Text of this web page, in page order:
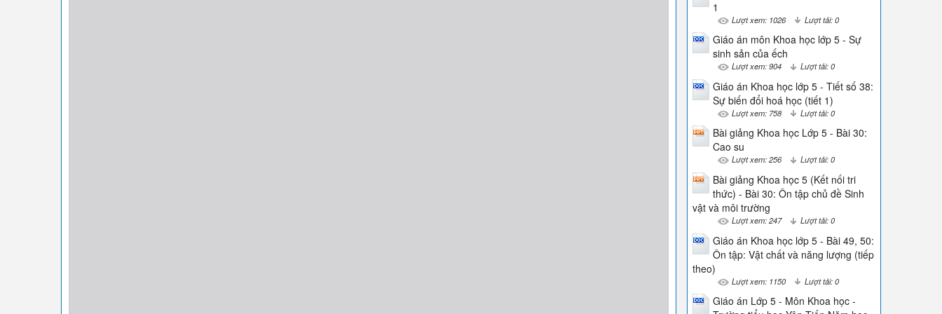
1
Lượt xem: 1026 Lượt tải: 0
Giáo án môn Khoa học lớp 5 - Sự
sinh sản của ếch
Lượt xem: 904 Lượt tải: 0
Giáo án Khoa học lớp 5 - Tiết số 38:
Sự biến đổi hoá học (tiết 1)
Lượt xem: 758 Lượt tải: 0
Bài giảng Khoa học Lớp 5 - Bài 30:
Cao su
Lượt xem: 256 Lượt tải: 0
Bài giảng Khoa học 5 (Kết nối tri
thức) - Bài 30: Ôn tập chủ đề Sinh
vật và môi trường
Lượt xem: 247 Lượt tải: 0
Giáo án Khoa học lớp 5 - Bài 49, 50:
Ôn tập: Vật chất và năng lượng (tiếp
theo)
Lượt xem: 1150 Lượt tải: 0
Giáo án Lớp 5 - Môn Khoa học -